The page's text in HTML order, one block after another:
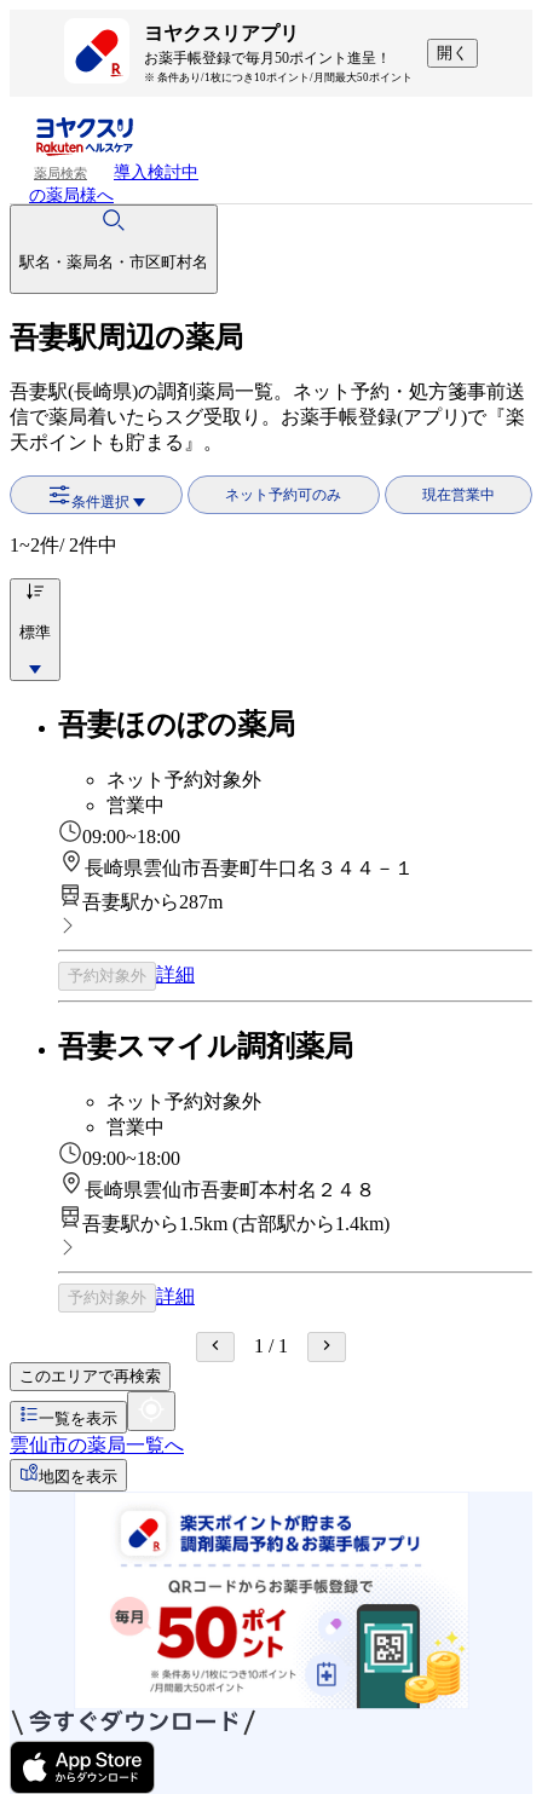
ヨヤクスリアプリ
お薬手帳登録で毎月50ポイント進呈！
※ 条件あり/1枚につき10ポイント/月間最大50ポイント
開く
薬局検索
導入検討中
の薬局様へ
駅名・薬局名・市区町村名
吾妻駅周辺の薬局
吾妻駅(長崎県)の調剤薬局一覧。ネット予約・処方箋事前送
信で薬局着いたらスグ受取り。お薬手帳登録(アプリ)で『楽
天ポイントも貯まる』。
条件選択 ネット予約可のみ 現在営業中
1~2件/ 2件中
標準
吾妻ほのぼの薬局
ネット予約対象外
営業中
09:00~18:00
長崎県雲仙市吾妻町牛口名３４４－１
吾妻駅から287m
予約対象外 詳細
吾妻スマイル調剤薬局
ネット予約対象外
営業中
09:00~18:00
長崎県雲仙市吾妻町本村名２４８
吾妻駅から1.5km (古部駅から1.4km)
予約対象外 詳細
1 / 1
このエリアで再検索
一覧を表示
雲仙市の薬局一覧へ
地図を表示